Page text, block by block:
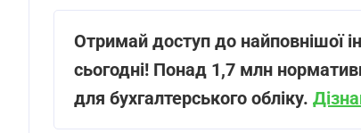
Отримай доступ до найповнішої
сьогодні! Понад 1,7 млн
для бухгалтерського обліку.